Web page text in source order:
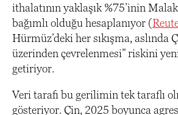
ithalatının yaklaşık %75’inin
bağımlı olduğu hesaplanıyor (
Hürmüz’deki her sıkışma, aslında
üzerinden çevrelenmesi” riskini
getiriyor.
Veri tarafı bu gerilimin tek taraflı
gösteriyor. Çin, 2025 boyunca